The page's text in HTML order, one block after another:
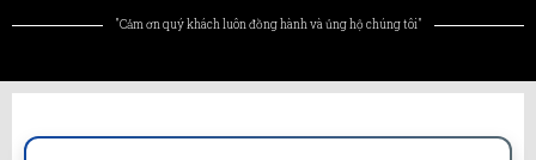
"Cảm ơn quý khách luôn đồng hành và ủng hộ chúng tôi"